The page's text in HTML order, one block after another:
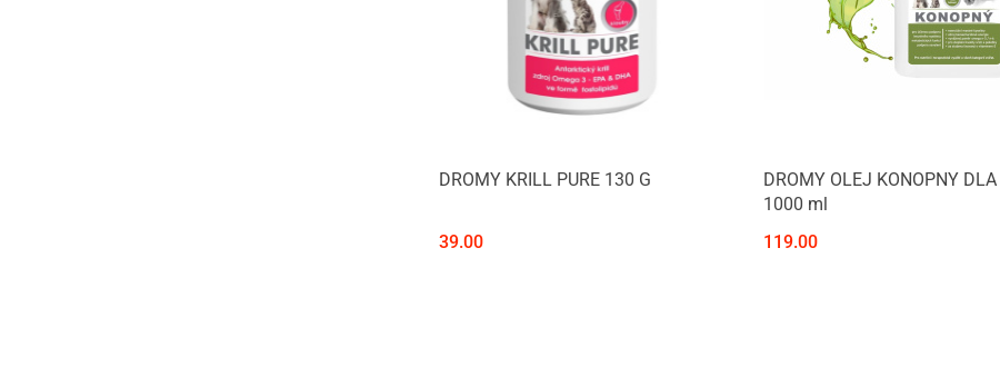
Produkt niedostępny
DROMY KRILL PURE 130 G
39.00
DROMY OLEJ KONOPNY DLA
1000 ml
119.00